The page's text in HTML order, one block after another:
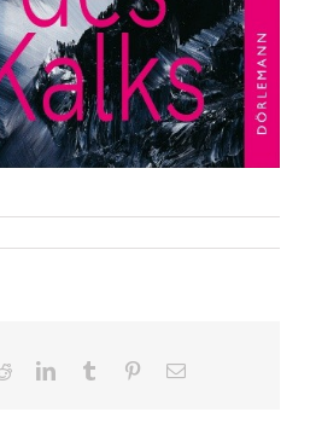
RedditLinkedInTumblr Pinterest
E-